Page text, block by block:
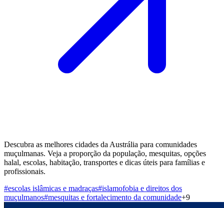
Descubra as melhores cidades da Austrália para comunidades
muçulmanas. Veja a proporção da população, mesquitas, opções
halal, escolas, habitação, transportes e dicas úteis para famílias e
profissionais.
#escolas islâmicas e madraças#islamofobia e direitos dos
muçulmanos#mesquitas e fortalecimento da comunidade+9